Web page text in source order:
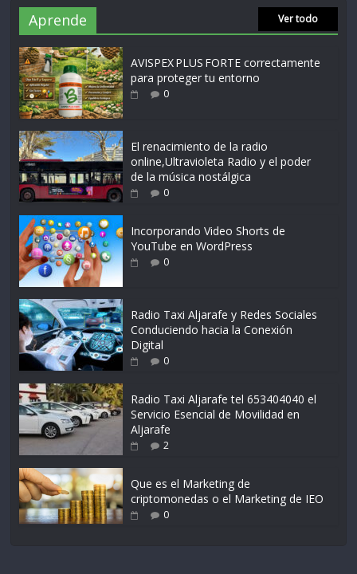
Aprende Ver todo
AVISPEX PLUS FORTE correctamente
para proteger tu entorno
0
El renacimiento de la radio
online,Ultravioleta Radio y el poder
de la música nostálgica
0
Incorporando Video Shorts de
YouTube en WordPress
0
Radio Taxi Aljarafe y Redes Sociales
Conduciendo hacia la Conexión
Digital
0
Radio Taxi Aljarafe tel 653404040 el
Servicio Esencial de Movilidad en
Aljarafe
2
Que es el Marketing de
criptomonedas o el Marketing de IEO
0